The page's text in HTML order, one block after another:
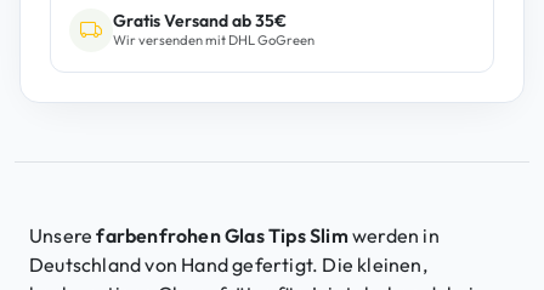
a
g
Gratis Versand ab 35€
Wir versenden mit DHL GoGreen
Unserefarbenfrohen Glas Tips Slimwerden in
Deutschland von Hand gefertigt. Die kleinen,